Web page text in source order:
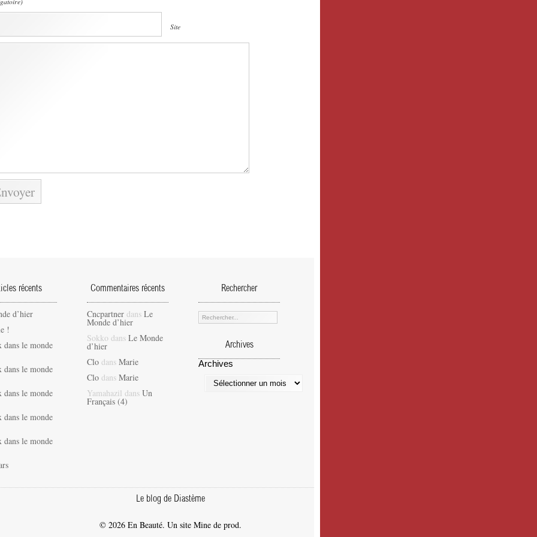
Site
récents
d’hier
!
dans le monde
dans le monde
dans le monde
dans le monde
dans le monde
Commentaires récents
Cncpartner dans Le
Monde d’hier
Sokko dans Le Monde
d’hier
Clo dans Marie
Clo dans Marie
Yamahazil dans Un
Français (4)
Rechercher
Archives
Archives
Le blog de Diastème
© 2026 En Beauté. Un site Mine de prod.